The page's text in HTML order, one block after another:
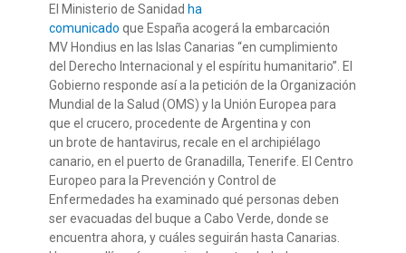
El Ministerio de Sanidad ha
comunicado que España acogerá la embarcación
MV Hondius en las Islas Canarias “en cumplimiento
del Derecho Internacional y el espíritu humanitario”. El
Gobierno responde así a la petición de la Organización
Mundial de la Salud (OMS) y la Unión Europea para
que el crucero, procedente de Argentina y con
un brote de hantavirus, recale en el archipiélago
canario, en el puerto de Granadilla, Tenerife. El Centro
Europeo para la Prevención y Control de
Enfermedades ha examinado qué personas deben
ser evacuadas del buque a Cabo Verde, donde se
encuentra ahora, y cuáles seguirán hasta Canarias.